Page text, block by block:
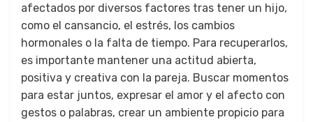
afectados por diversos factores tras tener un hijo,
como el cansancio, el estrés, los cambios
hormonales o la falta de tiempo. Para recuperarlos,
es importante mantener una actitud abierta,
positiva y creativa con la pareja. Buscar momentos
para estar juntos, expresar el amor y el afecto con
gestos o palabras, crear un ambiente propicio para